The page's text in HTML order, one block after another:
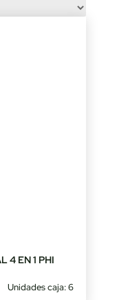
4 EN 1 PHI
Unidades caja: 6